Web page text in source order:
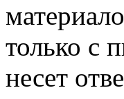
только с
несет